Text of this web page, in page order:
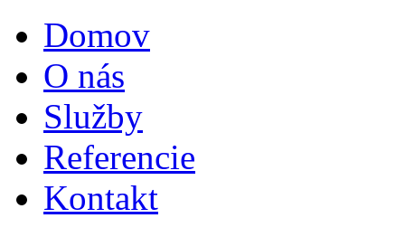
Domov
O nás
Služby
Referencie
Kontakt